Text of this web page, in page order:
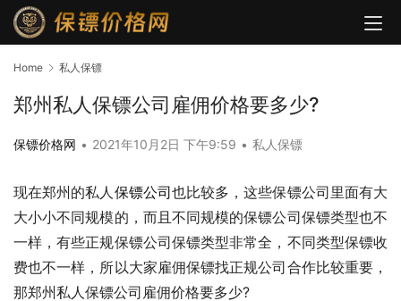
Home 私人保镖
郑州私人保镖公司雇佣价格要多少?
保镖价格网 • 2021年10月2日 下午9:59 • 私人保镖
现在郑州的私人保镖公司也比较多，这些保镖公司里面有大
大小小不同规模的，而且不同规模的保镖公司保镖类型也不
一样，有些正规保镖公司保镖类型非常全，不同类型保镖收
费也不一样，所以大家雇佣保镖找正规公司合作比较重要，
那郑州私人保镖公司雇佣价格要多少?